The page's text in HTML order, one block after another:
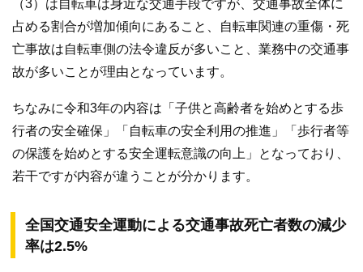
（3）は自転車は身近な交通手段ですが、交通事故全体に
占める割合が増加傾向にあること、自転車関連の重傷・死
亡事故は自転車側の法令違反が多いこと、業務中の交通事
故が多いことが理由となっています。
ちなみに令和3年の内容は「子供と高齢者を始めとする歩
行者の安全確保」「自転車の安全利用の推進」「歩行者等
の保護を始めとする安全運転意識の向上」となっており、
若干ですが内容が違うことが分かります。
全国交通安全運動による交通事故死亡者数の減少
率は2.5%